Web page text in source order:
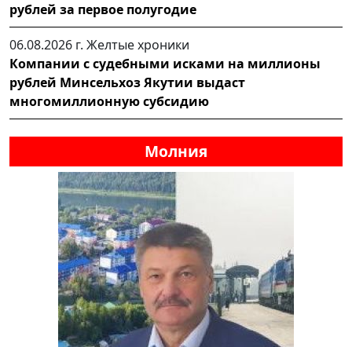
рублей за первое полугодие
06.08.2026 г. Желтые хроники
Компании с судебными исками на миллионы
рублей Минсельхоз Якутии выдаст
многомиллионную субсидию
Молния